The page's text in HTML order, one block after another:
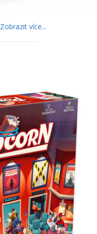
Zobrazit více...